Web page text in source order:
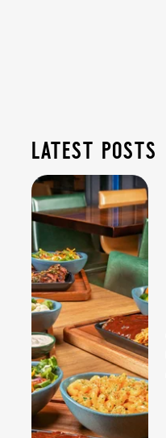
latest posts